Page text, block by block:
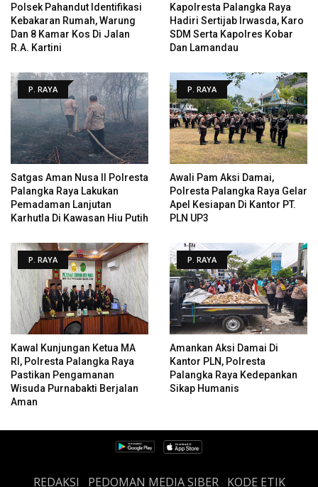
Polsek Pahandut Identifikasi
Kebakaran Rumah, Warung
Dan 8 Kamar Kos Di Jalan
R.A. Kartini
Kapolresta Palangka Raya
Hadiri Sertijab Irwasda, Karo
SDM Serta Kapolres Kobar
Dan Lamandau
P. RAYA
Satgas Aman Nusa II Polresta
Palangka Raya Lakukan
Pemadaman Lanjutan
Karhutla Di Kawasan Hiu Putih
P. RAYA
Awali Pam Aksi Damai,
Polresta Palangka Raya Gelar
Apel Kesiapan Di Kantor PT.
PLN UP3
P. RAYA
Kawal Kunjungan Ketua MA
RI, Polresta Palangka Raya
Pastikan Pengamanan
Wisuda Purnabakti Berjalan
Aman
P. RAYA
Amankan Aksi Damai Di
Kantor PLN, Polresta
Palangka Raya Kedepankan
Sikap Humanis
REDAKSI PEDOMAN MEDIA SIBER KODE ETIK